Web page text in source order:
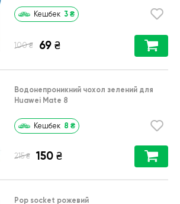
Кешбек 3 ₴
100 ₴ 69 ₴
Водонепроникний чохол зелений для
Huawei Mate 8
Кешбек 8 ₴
215 ₴ 150 ₴
Pop socket рожевий